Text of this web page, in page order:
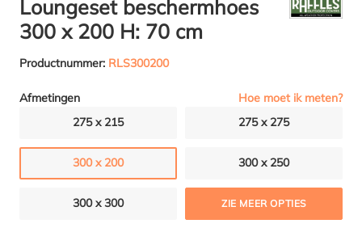
Loungeset beschermhoes
300 x 200 H: 70 cm
Productnummer: RLS300200
Afmetingen
Hoe moet ik meten?
275 x 215
275 x 275
300 x 200 300 x 250
300 x 300 ZIE MEER OPTIES